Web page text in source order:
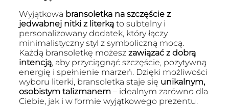
Wyjątkowa bransoletka na szczęście z
jedwabnej nitki z literkąto subtelny i
personalizowany dodatek, który łączy
minimalistyczny styl z symboliczną mocą.
Każdą bransoletkę możesz zawiązać z dobrą
intencją, aby przyciągnąć szczęście, pozytywną
energię i spełnienie marzeń. Dzięki możliwości
wyboru literki, bransoletka staje się unikalnym,
osobistym talizmanem – idealnym zarówno dla
Ciebie, jak i w formie wyjątkowego prezentu.